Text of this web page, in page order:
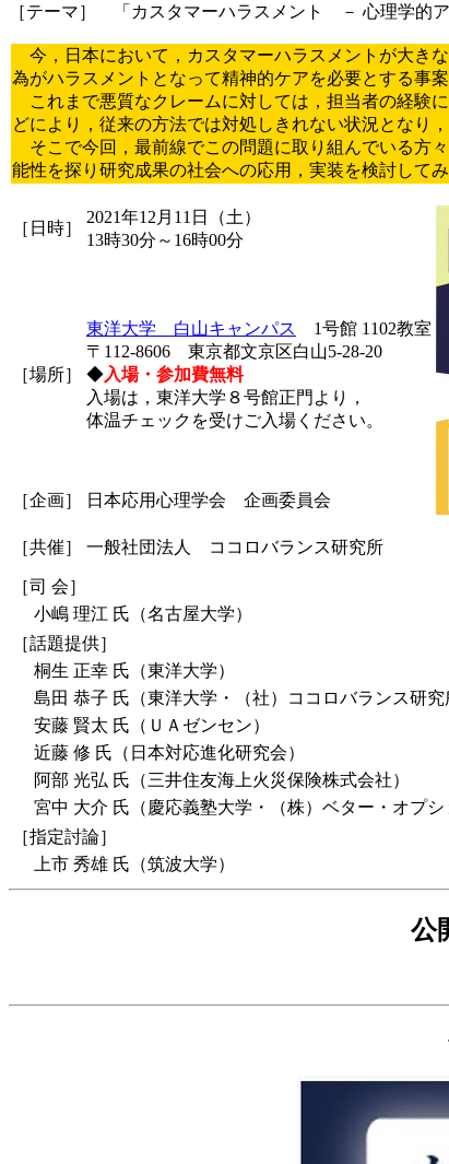
［テーマ］ 「カスタマーハラスメント － 心理学的ア
今，日本において，カスタマーハラスメントが大き
為がハラスメントとなって精神的ケアを必要とする事
これまで悪質なクレームに対しては，担当者の経験
どにより，従来の方法では対処しきれない状況となり
そこで今回，最前線でこの問題に取り組んでいる方
能性を探り研究成果の社会への応用，実装を検討してみ
［日時］
2021年12月11日（土）
13時30分～16時00分
［場所］
東洋大学 白山キャンパス
1号館 1102教室
〒112-8606 東京都文京区白山5-28-20
◆入場・参加費無料
入場は，東洋大学８号館正門より，
体温チェックを受けご入場ください。
［企画］ 日本応用心理学会 企画委員会
［共催］ 一般社団法人 ココロバランス研究所
［司 会］
小嶋 理江 氏（名古屋大学）
［話題提供］
桐生 正幸 氏（東洋大学）
島田 恭子 氏（東洋大学・（社）ココロバランス研究
安藤 賢太 氏（ＵＡゼンセン）
近藤 修 氏（日本対応進化研究会）
阿部 光弘 氏（三井住友海上火災保険株式会社）
宮中 大介 氏（慶応義塾大学・（株）ベター・オプシ
［指定討論］
上市 秀雄 氏（筑波大学）
公